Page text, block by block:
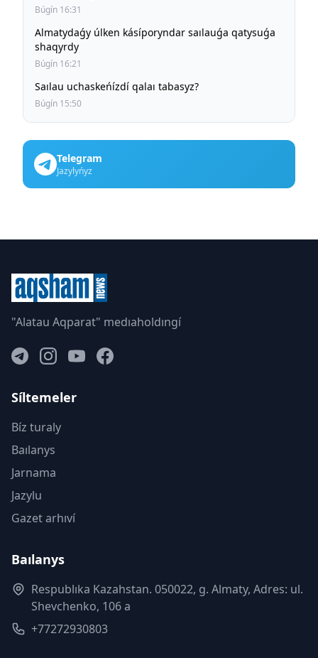
Búgín 16:31
Almatydaǵy úlken kásíporyndar saılauǵa qatysuǵa
shaqyrdy
Búgín 16:21
Saılau uchaskeńízdí qalaı tabasyz?
Búgín 15:50
Telegram
Jazylyńyz
"Alatau Aqparat" medıaholdıngí
Síltemeler
Bíz turaly
Baılanys
Jarnama
Jazylu
Gazet arhıví
Baılanys
Respublıka Kazahstan. 050022, g. Almaty, Adres: ul.
Shevchenko, 106 a
+77272930803